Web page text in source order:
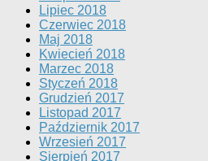
Lipiec 2018
Czerwiec 2018
Maj 2018
Kwiecień 2018
Marzec 2018
Styczeń 2018
Grudzień 2017
Listopad 2017
Październik 2017
Wrzesień 2017
Sierpień 2017